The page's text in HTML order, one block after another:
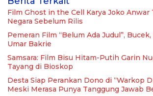
Film Ghost in the Cell Karya Joko Anwar
Negara Sebelum Rilis
Pemeran Film “Belum Ada Judul”,
Umar Bakrie
Samsara: Film Bisu Hitam-Putih Garin
Tayang di Bioskop
Desta Siap Perankan Dono di “Warkop
Meski Merasa Punya Tanggung Jawab